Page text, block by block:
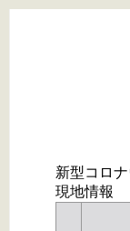
新型コロ
現地情報